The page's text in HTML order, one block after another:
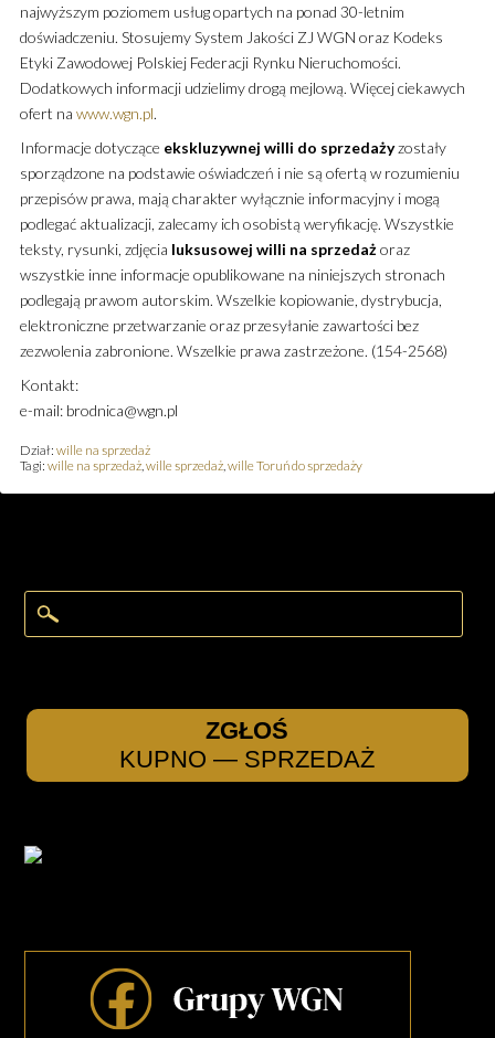
najwyższym poziomem usług opartych na ponad 30-letnim
doświadczeniu. Stosujemy System Jakości ZJ WGN oraz Kodeks
Etyki Zawodowej Polskiej Federacji Rynku Nieruchomości.
Dodatkowych informacji udzielimy drogą mejlową. Więcej ciekawych
ofert na www.wgn.pl.
Informacje dotyczące ekskluzywnej willi do sprzedażyzostały
sporządzone na podstawie oświadczeń i nie są ofertą w rozumieniu
przepisów prawa, mają charakter wyłącznie informacyjny i mogą
podlegać aktualizacji, zalecamy ich osobistą weryfikację. Wszystkie
teksty, rysunki, zdjęcia luksusowej willi na sprzedażoraz
wszystkie inne informacje opublikowane na niniejszych stronach
podlegają prawom autorskim. Wszelkie kopiowanie, dystrybucja,
elektroniczne przetwarzanie oraz przesyłanie zawartości bez
zezwolenia zabronione. Wszelkie prawa zastrzeżone. (154-2568)
Kontakt:
e-mail: brodnica@wgn.pl
Dział: wille na sprzedaż
Tagi: wille na sprzedaż, wille sprzedaż, wille Toruń do sprzedaży
ZGŁOŚ
KUPNO — SPRZEDAŻ